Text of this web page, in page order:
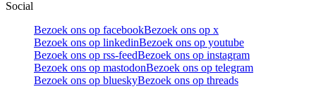
Social
Bezoek ons op facebookBezoek ons op x
Bezoek ons op linkedinBezoek ons op youtube
Bezoek ons op rss-feedBezoek ons op instagram
Bezoek ons op mastodonBezoek ons op telegram
Bezoek ons op blueskyBezoek ons op threads